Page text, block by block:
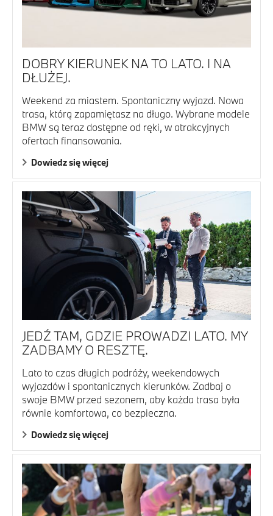
DOBRY KIERUNEK NA TO LATO. I NA
DŁUŻEJ.
Weekend za miastem. Spontaniczny wyjazd. Nowa
trasa, którą zapamiętasz na długo. Wybrane modele
BMW są teraz dostępne od ręki, w atrakcyjnych
ofertach finansowania.
Dowiedz się więcej
JEDŹ TAM, GDZIE PROWADZI LATO. MY
ZADBAMY O RESZTĘ.
Lato to czas długich podróży, weekendowych
wyjazdów i spontanicznych kierunków. Zadbaj o
swoje BMW przed sezonem, aby każda trasa była
równie komfortowa, co bezpieczna.
Dowiedz się więcej